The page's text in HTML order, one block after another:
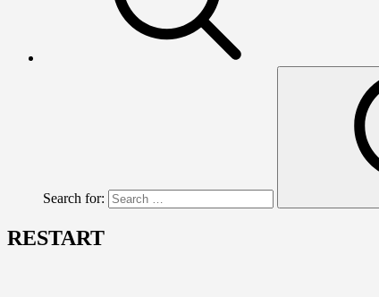
Search for:
RESTART